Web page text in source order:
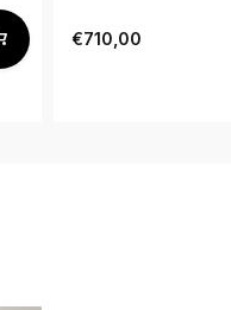
€710,00